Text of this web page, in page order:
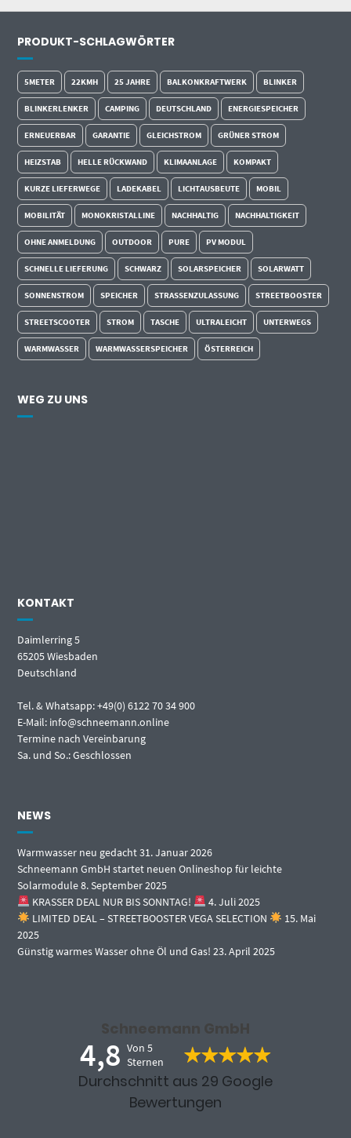
PRODUKT-SCHLAGWÖRTER
5METER 22KMH 25 JAHRE BALKONKRAFTWERK BLINKER
BLINKERLENKER CAMPING DEUTSCHLAND ENERGIESPEICHER
ERNEUERBAR GARANTIE GLEICHSTROM GRÜNER STROM
HEIZSTAB HELLE RÜCKWAND KLIMAANLAGE KOMPAKT
KURZE LIEFERWEGE LADEKABEL LICHTAUSBEUTE MOBIL
MOBILITÄT MONOKRISTALLINE NACHHALTIG NACHHALTIGKEIT
OHNE ANMELDUNG OUTDOOR PURE PV MODUL
SCHNELLE LIEFERUNG SCHWARZ SOLARSPEICHER SOLARWATT
SONNENSTROM SPEICHER STRASSENZULASSUNG STREETBOOSTER
STREETSCOOTER STROM TASCHE ULTRALEICHT UNTERWEGS
WARMWASSER WARMWASSERSPEICHER ÖSTERREICH
WEG ZU UNS
KONTAKT
Daimlerring 5
65205 Wiesbaden
Deutschland
Tel. & Whatsapp: +49(0) 6122 70 34 900
E-Mail: info@schneemann.online
Termine nach Vereinbarung
Sa. und So.: Geschlossen
NEWS
Warmwasser neu gedacht31. Januar 2026
Schneemann GmbH startet neuen Onlineshop für leichte
Solarmodule8. September 2025
KRASSER DEAL NUR BIS SONNTAG!
4. Juli 2025
LIMITED DEAL – STREETBOOSTER VEGA SELECTION
15. Mai
2025
Günstig warmes Wasser ohne Öl und Gas! 23. April 2025
Schneemann GmbH
4,8 Von 5
Sternen
Durchschnitt aus 29 Google
Bewertungen